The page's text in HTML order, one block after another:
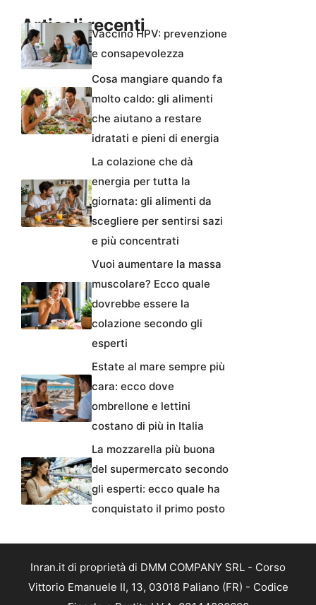
Articoli recentiVaccino HPV: prevenzione
e consapevolezza
Cosa mangiare quando fa
molto caldo: gli alimenti
che aiutano a restare
idratati e pieni di energia
La colazione che dà
energia per tutta la
giornata: gli alimenti da
scegliere per sentirsi sazi
e più concentrati
Vuoi aumentare la massa
muscolare? Ecco quale
dovrebbe essere la
colazione secondo gli
esperti
Estate al mare sempre più
cara: ecco dove
ombrellone e lettini
costano di più in Italia
La mozzarella più buona
del supermercato secondo
gli esperti: ecco quale ha
conquistato il primo posto
Inran.it di proprietà di DMM COMPANY SRL - Corso
Vittorio Emanuele II, 13, 03018 Paliano (FR) - Codice